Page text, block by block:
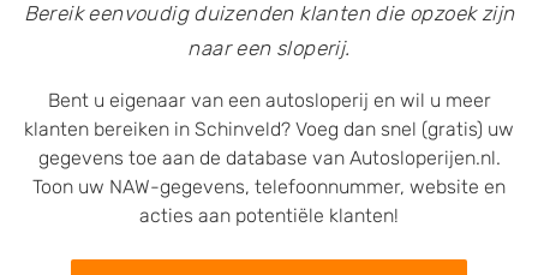
Bereik eenvoudig duizenden klanten die opzoek zijn
naar een sloperij.
Bent u eigenaar van een autosloperij en wil u meer
klanten bereiken in Schinveld? Voeg dan snel (gratis) uw
gegevens toe aan de database van Autosloperijen.nl.
Toon uw NAW-gegevens, telefoonnummer, website en
acties aan potentiële klanten!